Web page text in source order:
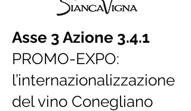
Asse 3 Azione 3.4.1
PROMO-EXPO:
l’internazionalizzazione
del vino Conegliano